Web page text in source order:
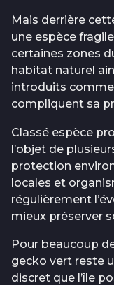
Mais derrière
une espèce
certaines zones
habitat naturel
introduits
compliquent sa
Classé espèce
l’objet de
protection
locales et
régulièrement
mieux préserver
Pour beaucoup
gecko vert reste
discret que l’île